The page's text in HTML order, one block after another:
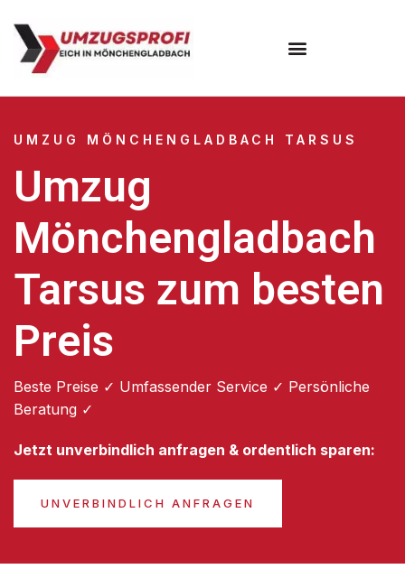
UMZUG MÖNCHENGLADBACH TARSUS
Umzug
Mönchengladbach
Tarsus zum besten
Preis
Beste Preise ✓ Umfassender Service ✓ Persönliche
Beratung ✓
Jetzt unverbindlich anfragen & ordentlich sparen:
UNVERBINDLICH ANFRAGEN